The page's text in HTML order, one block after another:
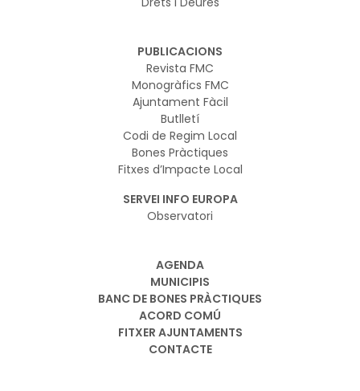
PUBLICACIONS
Revista FMC
Monogràfics FMC
Ajuntament Fàcil
Butlletí
Codi de Regim Local
Bones Pràctiques
Fitxes d’Impacte Local
SERVEI INFO EUROPA
Observatori
AGENDA
MUNICIPIS
BANC DE BONES PRÀCTIQUES
ACORD COMÚ
FITXER AJUNTAMENTS
CONTACTE